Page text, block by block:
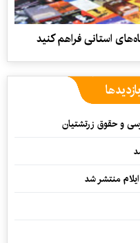
استانی فراهم کنید
و حقوق زرتشتیان
منتشر شد